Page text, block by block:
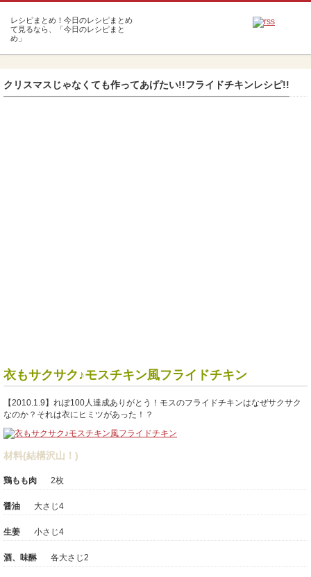
クリスマスじゃなくても作ってあげたい!!フライドチキンレシピ!!
衣もサクサク♪モスチキン風フライドチキン
【2010.1.9】れぽ100人達成ありがとう！モスのフライドチキンはなぜサクサク
なのか？それは衣にヒミツがあった！？
材料(結構沢山！)
鶏もも肉 2枚
醤油 大さじ4
生姜 小さじ4
酒、味醂 各大さじ2